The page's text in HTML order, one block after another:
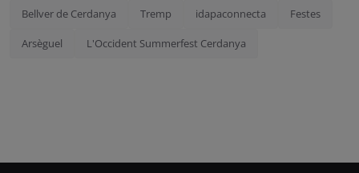
Bellver de Cerdanya Tremp idapaconnecta Festes
Arsèguel L'Occident Summerfest Cerdanya